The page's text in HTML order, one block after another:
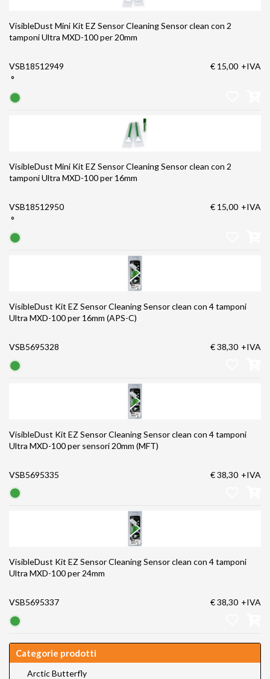
VisibleDust Mini Kit EZ Sensor Cleaning Sensor clean con 2
tamponi Ultra MXD-100 per 20mm
VSB18512949
°
€ 15,00 +IVA
VisibleDust Mini Kit EZ Sensor Cleaning Sensor clean con 2
tamponi Ultra MXD-100 per 16mm
VSB18512950
°
€ 15,00 +IVA
VisibleDust Kit EZ Sensor Cleaning Sensor clean con 4 tamponi
Ultra MXD-100 per 16mm (APS-C)
VSB5695328 € 38,30 +IVA
VisibleDust Kit EZ Sensor Cleaning Sensor clean con 4 tamponi
Ultra MXD-100 per sensori 20mm (MFT)
VSB5695335 € 38,30 +IVA
VisibleDust Kit EZ Sensor Cleaning Sensor clean con 4 tamponi
Ultra MXD-100 per 24mm
VSB5695337 € 38,30 +IVA
Categorie prodotti
Arctic Butterfly